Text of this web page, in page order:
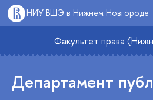
НИУ ВШЭ в Нижнем Новгороде
Факультет права
Департамент